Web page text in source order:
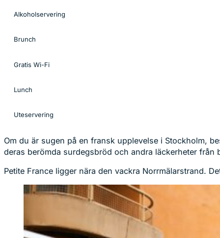
Alkoholservering
Brunch
Gratis Wi-Fi
Lunch
Uteservering
Om du är sugen på en fransk upplevelse i Stockholm,
deras berömda surdegsbröd och andra läckerheter
Petite France ligger nära den vackra Norrmälarstrand.